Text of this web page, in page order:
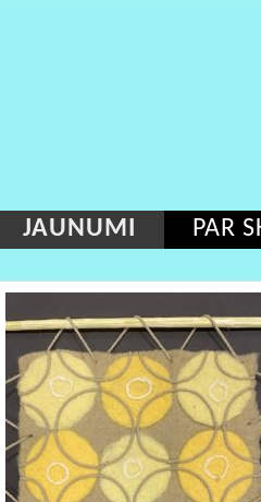
JAUNUMI PAR